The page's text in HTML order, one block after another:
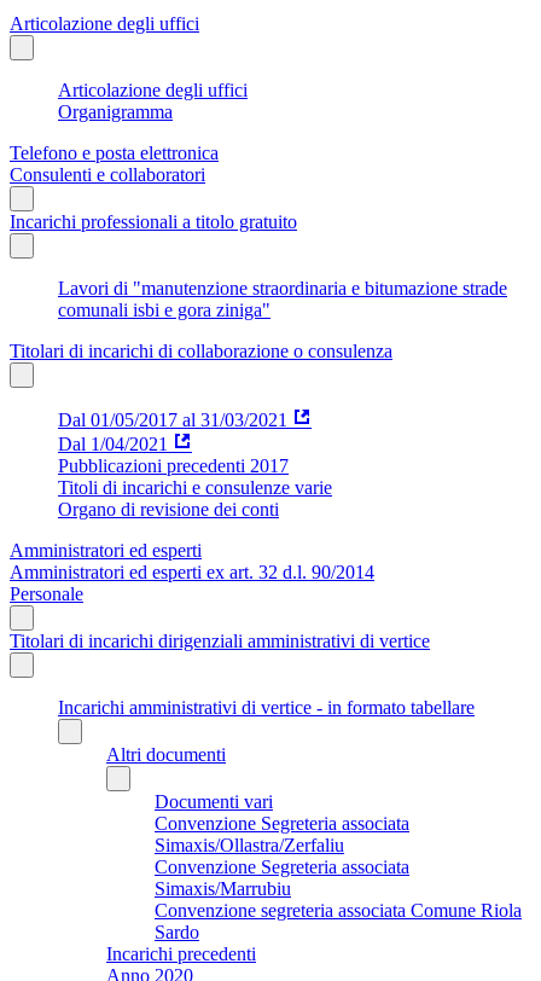
Articolazione degli uffici
Articolazione degli uffici
Organigramma
Telefono e posta elettronica
Consulenti e collaboratori
Incarichi professionali a titolo gratuito
Lavori di "manutenzione straordinaria e bitumazione strade
comunali isbi e gora ziniga"
Titolari di incarichi di collaborazione o consulenza
Dal 01/05/2017 al 31/03/2021
Dal 1/04/2021
Pubblicazioni precedenti 2017
Titoli di incarichi e consulenze varie
Organo di revisione dei conti
Amministratori ed esperti
Amministratori ed esperti ex art. 32 d.l. 90/2014
Personale
Titolari di incarichi dirigenziali amministrativi di vertice
Incarichi amministrativi di vertice - in formato tabellare
Altri documenti
Documenti vari
Convenzione Segreteria associata
Simaxis/Ollastra/Zerfaliu
Convenzione Segreteria associata
Simaxis/Marrubiu
Convenzione segreteria associata Comune Riola
Sardo
Incarichi precedenti
Anno 2020